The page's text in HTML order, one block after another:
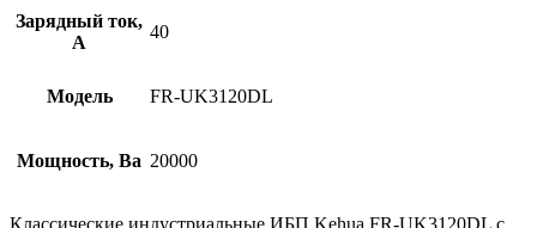
Зарядный ток,
А
40
Модель FR-UK3120DL
Мощность, Ва 20000
Классические индустриальные ИБП Kehua FR-UK3120DL с